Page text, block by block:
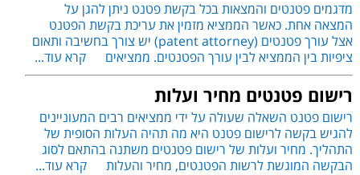
מדגמים פטנטים והמצאות בכל בקשת פטנט ניתן להגן על
המצאה אחת. כאשר הממציא מזמין את עריכת בקשת הפטנט
אצל עורך פטנטים (patent attorney) יש צורך בחשיבה ותאום
ציפיות בין הממציא לבין עורך הפטנטים. ממציאים
קרא עוד...
רישום פטנטים מחיר ועלות
רישום פטנט השאלה שעולה על ידי ממציאים רבים המעוניינים
להגיש בקשה לרישום פטנט היא מה תהיה העלות הסופית של
התהליך. מחיר ועלות של רישום פטנטים משתנה בהתאם לסוג
הבקשה המוגשת לרשות הפטנטים, מחיר והעלות
קרא עוד...